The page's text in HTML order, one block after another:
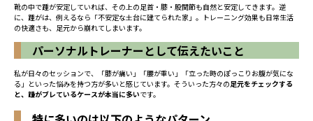
靴の中で踵が安定していれば、その上の足首・膝・股関節も自然と安定してきます。逆
に、踵がは、例えるなら「不安定な土台に建てられた家」。トレーニング効果も日常生活
の快適さも、足元から崩れてしまいます。
パーソナルトレーナーとして伝えたいこと
私が日々のセッションで、「膝が痛い」「腰が重い」「立った時のぽっこりお腹が気にな
る」といった悩みを持つ方が多いと感じています。そういった方々の足元をチェックする
と、踵がブレているケースが本当に多いです。